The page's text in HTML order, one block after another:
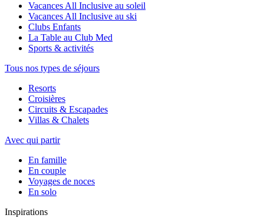
Vacances All Inclusive au soleil
Vacances All Inclusive au ski
Clubs Enfants
La Table au Club Med
Sports & activités
Tous nos types de séjours
Resorts
Croisières
Circuits & Escapades
Villas & Chalets
Avec qui partir
En famille
En couple
Voyages de noces
En solo
Inspirations